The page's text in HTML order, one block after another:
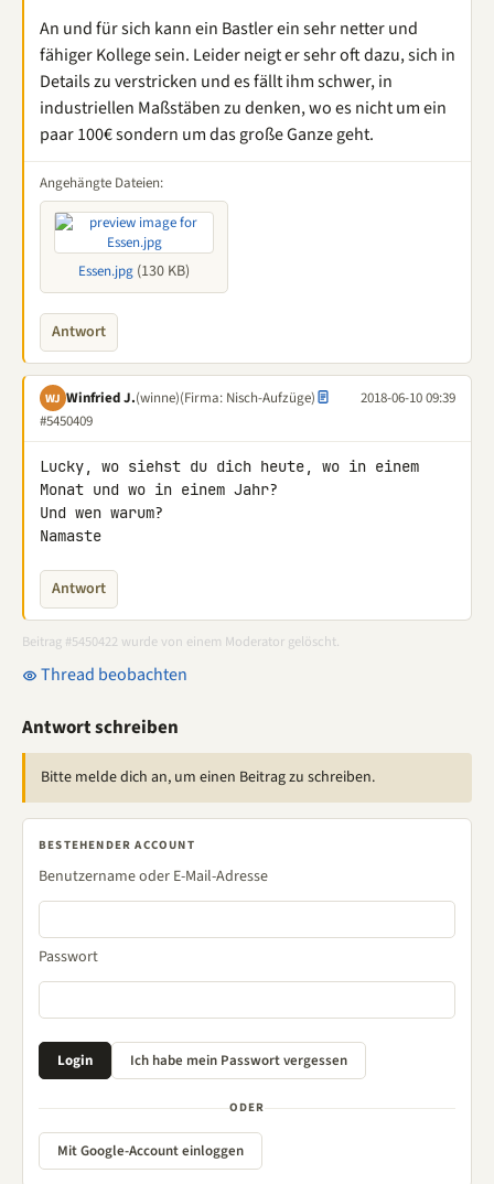
An und für sich kann ein Bastler ein sehr netter und
fähiger Kollege sein. Leider neigt er sehr oft dazu, sich in
Details zu verstricken und es fällt ihm schwer, in
industriellen Maßstäben zu denken, wo es nicht um ein
paar 100€ sondern um das große Ganze geht.
Angehängte Dateien:
Essen.jpg (130 KB)
Antwort
WJ Winfried J.(winne)(Firma: Nisch-Aufzüge)
2018-06-10 09:39
#5450409
Lucky, wo siehst du dich heute, wo in einem
Monat und wo in einem Jahr?
Und wen warum?
Namaste
Antwort
Beitrag #5450422 wurde von einem Moderator gelöscht.
Thread beobachten
Antwort schreiben
Bitte melde dich an, um einen Beitrag zu schreiben.
BESTEHENDER ACCOUNT
Benutzername oder E-Mail-Adresse
Passwort
ODER
Mit Google-Account einloggen